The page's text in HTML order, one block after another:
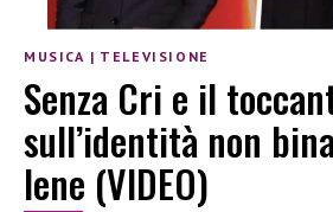
MUSICA | TELEVISIONE
Senza Cri e il
sull’identità non
Iene (VIDEO)